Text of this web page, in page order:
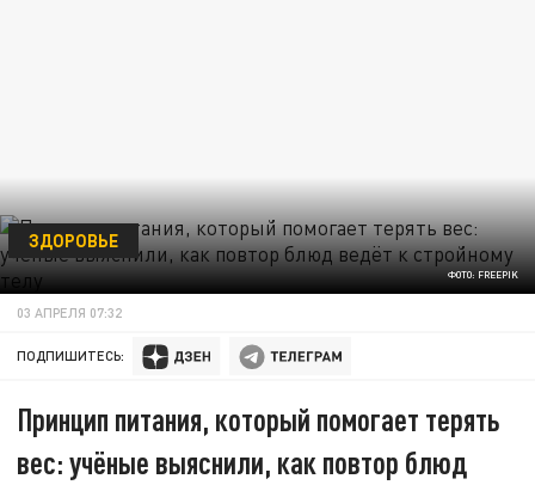
ФОТО: FREEPIK
ЗДОРОВЬЕ
03 АПРЕЛЯ 07:32
ПОДПИШИТЕСЬ:
Принцип питания, который помогает терять
вес: учёные выяснили, как повтор блюд